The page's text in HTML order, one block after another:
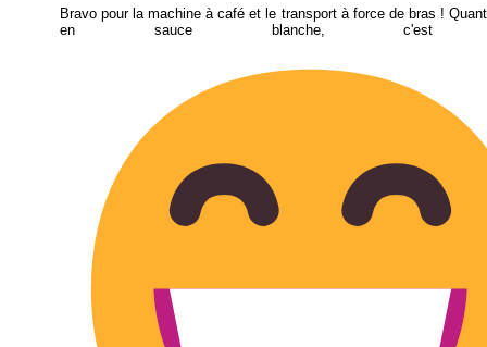
Bravo pour la machine à café et le transport à force de bras !
en sauce blanche, c'est